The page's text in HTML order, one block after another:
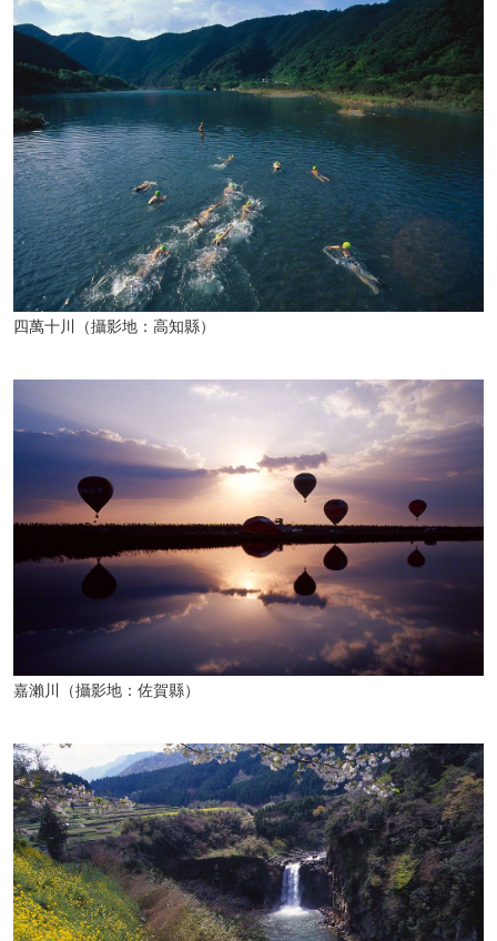
四萬十川（攝影地：高知縣）
嘉瀨川（攝影地：佐賀縣）